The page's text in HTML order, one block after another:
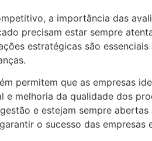
a importância das
precisam estar sempre
estratégicas são
permitem que as empresas
e melhoria da qualidade dos
e estejam sempre
o sucesso das